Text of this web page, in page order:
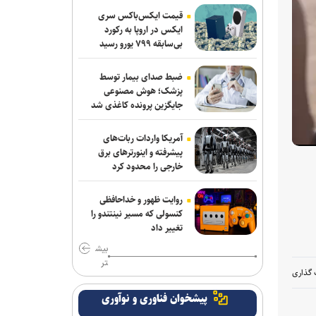
گذاری
ربیعی سرمربی شاهین بندرعامری شد
اعلام اسامی نامزدهای تایید صلاحیت شده
ریاست فدراسیون بدنسازی و پرورش اندام/
حضور عضو هیات مدیره پرسپولیس
کلباسی به چادرملو پیوست
عالیشاه در یک قدمی گل‌گهر
باقری قراردادش را با پیکان تمدید کرد
روزنامه‌های ورزشی چهارشنبه ۱۴ مرداد
۱۴۰۵
۱۴۰۵
خانلرخانی: پاداش تکواندوکاران با تلاشی
می‌کنند همخوانی ندارد/ سلیمی: کار اصلی
قیمت ایکس‌باکس سری
ایکس در اروپا به رکورد
بی‌سابقه ۷۹۹ یورو رسید
ضبط صدای بیمار توسط
پزشک؛ هوش مصنوعی
جایگزین پرونده کاغذی شد
آمریکا واردات ربات‌های
پیشرفته و اینورترهای برق
خارجی را محدود کرد
روایت ظهور و خداحافظی
کنسولی که مسیر نینتندو را
تغییر داد
بیش
تر
پیشخوان فناوری و نوآوری